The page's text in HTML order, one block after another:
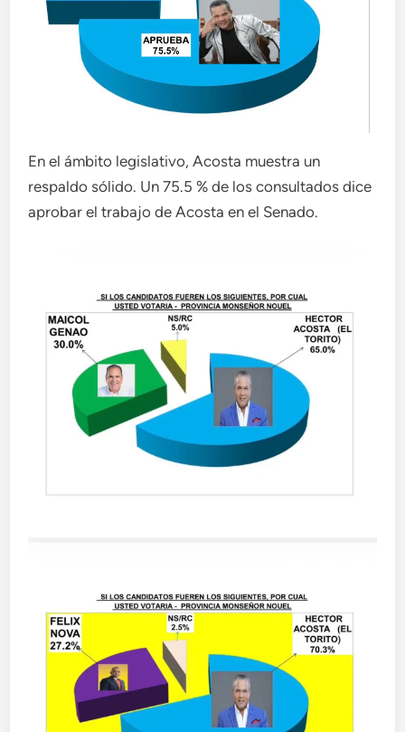
En el ámbito legislativo, Acosta muestra un
respaldo sólido. Un 75.5 % de los consultados dice
aprobar el trabajo de Acosta en el Senado.